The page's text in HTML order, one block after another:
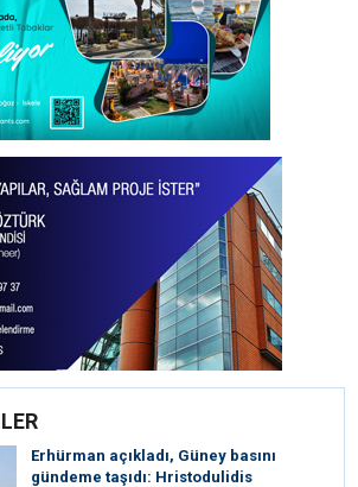
Erhürman açıkladı, Güney basını
gündeme taşıdı: Hristodulidis